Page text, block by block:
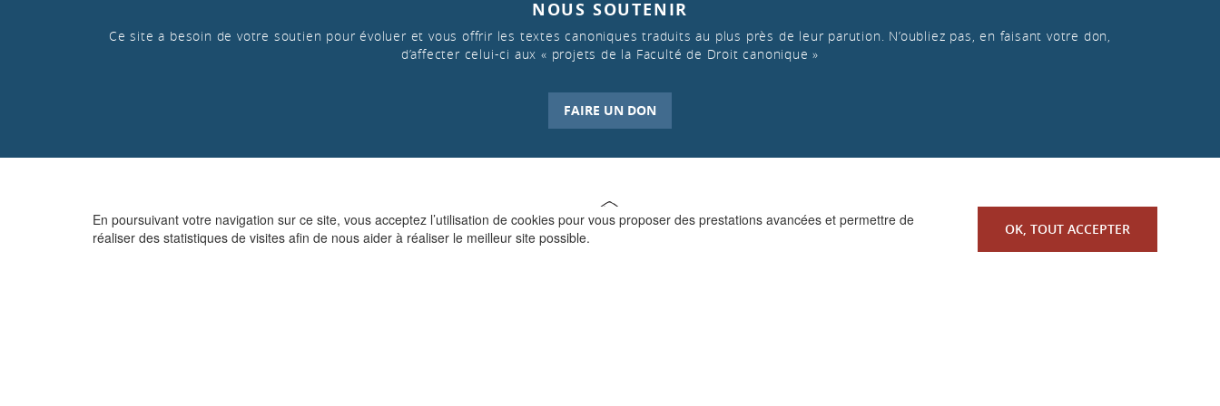
En poursuivant votre navigation sur ce site, vous acceptez l’utilisation de cookies pour vous proposer des prestations avancées et permettre de
réaliser des statistiques de visites afin de nous aider à réaliser le meilleur site possible.
OK, TOUT ACCEPTER
NOUS SOUTENIR
Ce site a besoin de votre soutien pour évoluer et vous offrir les textes canoniques traduits au plus près de leur parution. N’oubliez pas, en faisant votre don,
d’affecter celui-ci aux « projets de la Faculté de Droit canonique »
FAIRE UN DON